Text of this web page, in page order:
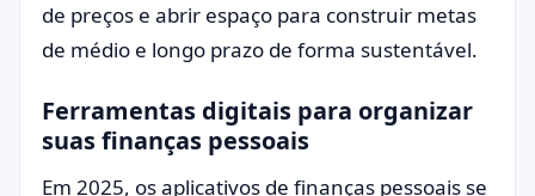
de preços e abrir espaço para construir metas
de médio e longo prazo de forma sustentável.
Ferramentas digitais para organizar
suas finanças pessoais
Em 2025, os aplicativos de finanças pessoais se